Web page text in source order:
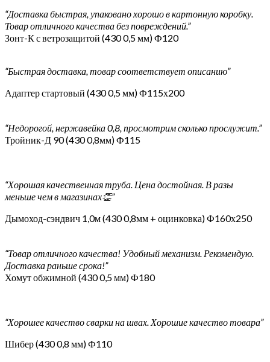
“Доставка быстрая, упаковано хорошо в картонную коробку.
Товар отличного качества без повреждений.”
Зонт-К с ветрозащитой (430 0,5 мм) Ф120
“Быстрая доставка, товар соответствует описанию”
Адаптер стартовый (430 0,5 мм) Ф115х200
“Недорогой, нержавейка 0,8, просмотрим сколько прослужит.”
Тройник-Д 90 (430 0,8мм) Ф115
“Хорошая качественная труба. Цена достойная. В разы
меньше чем в магазинах👏”
Дымоход-сэндвич 1,0м (430 0,8мм + оцинковка) Ф160х250
“Товар отличного качества! Удобный механизм. Рекомендую.
Доставка раньше срока!”
Хомут обжимной (430 0,5 мм) Ф180
“Хорошее качество сварки на швах. Хорошие качество товара”
Шибер (430 0,8 мм) Ф110